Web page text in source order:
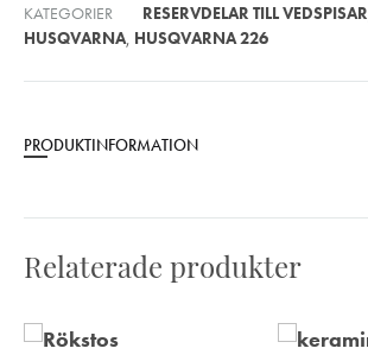
KATEGORIER
RESERVDELAR TILL VEDSPISAR
HUSQVARNA, HUSQVARNA 226
PRODUKTINFORMATION
Relaterade produkter